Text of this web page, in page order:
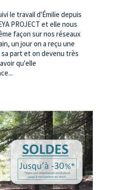
le travail d'Émilie depuis
PROJECT et elle nous
façon sur nos réseaux
un jour on a reçu une
sa part et on devenu très
qu'elle